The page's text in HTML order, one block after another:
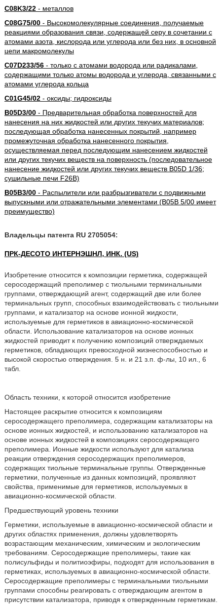
C08K3/22- металлов
C08G75/00- Высокомолекулярные соединения, получаемые
реакциями образования связи, содержащей серу в сочетании с
атомами азота, кислорода или углерода или без них, в основной
цепи макромолекулы
C07D233/56- только с атомами водорода или радикалами,
содержащими только атомы водорода и углерода, связанными с
атомами углерода кольца
C01G45/02- оксиды; гидроксиды
B05D3/00- Предварительная обработка поверхностей для
нанесения на них жидкостей или других текучих материалов;
последующая обработка нанесенных покрытий, например
промежуточная обработка нанесенного покрытия,
осуществляемая перед последующим нанесением жидкостей
или других текучих веществ на поверхность (последовательное
нанесение жидкостей или других текучих веществ B05D 1/36;
сушильные печи F26B)
B05B3/00- Распылители или разбрызгиватели с подвижными
выпускными или отражательными элементами (B05B 5/00 имеет
преимущество)
Владельцы патента RU 2705054:
ПРК-ДЕСОТО ИНТЕРНЭШНЛ, ИНК. (US)
Изобретение относится к композиции герметика, содержащей
серосодержащий преполимер с тиольными терминальными
группами, отверждающий агент, содержащий две или более
терминальных групп, способных взаимодействовать с тиольными
группами, и катализатор на основе ионной жидкости,
используемые для герметиков в авиационно-космической
области. Использование катализаторов на основе ионных
жидкостей приводит к получению композиций отверждаемых
герметиков, обладающих превосходной жизнеспособностью и
высокой скоростью отверждения. 5 н. и 21 з.п. ф-лы, 10 ил., 6
табл.
Область техники, к которой относится изобретение
Настоящее раскрытие относится к композициям
серосодержащего преполимера, содержащим катализаторы на
основе ионных жидкостей, и использованию катализаторов на
основе ионных жидкостей в композициях серосодержащего
преполимера. Ионные жидкости используют для катализа
реакции отверждения серосодержащих преполимеров,
содержащих тиольные терминальные группы. Отвержденные
герметики, полученные из данных композиций, проявляют
свойства, применимые для герметиков, используемых в
авиационно-космической области.
Предшествующий уровень техники
Герметики, используемые в авиационно-космической области и
других областях применения, должны удовлетворять
возрастающим механическим, химическим и экологическим
требованиям. Серосодержащие преполимеры, такие как
полисульфиды и политиоэфиры, подходят для использования в
герметиках, используемых в авиационно-космической области.
Серосодержащие преполимеры с терминальными тиольными
группами способны реагировать с отверждающим агентом в
присутствии катализатора, приводя к отвержденным герметикам.